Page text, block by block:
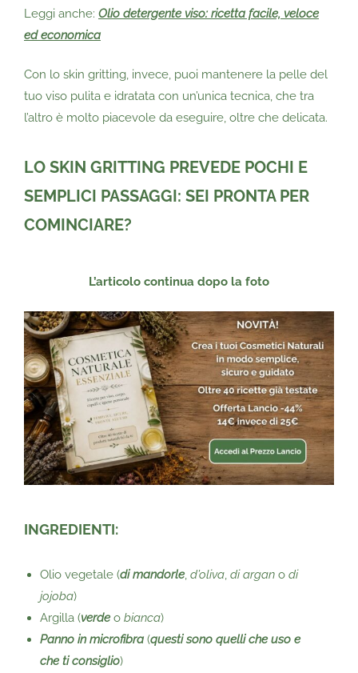
Leggi anche: Olio detergente viso: ricetta facile, veloce
ed economica
Con lo skin gritting, invece, puoi mantenere la pelle del
tuo viso pulita e idratata con un’unica tecnica, che tra
l’altro è molto piacevole da eseguire, oltre che delicata.
LO SKIN GRITTING PREVEDE POCHI E
SEMPLICI PASSAGGI: SEI PRONTA PER
COMINCIARE?
L’articolo continua dopo la foto
INGREDIENTI:
Olio vegetale (di mandorle, d’oliva, di argan o di
jojoba)
Argilla (verdeo bianca)
Panno in microfibra (questi sono quelli che uso e
che ti consiglio)